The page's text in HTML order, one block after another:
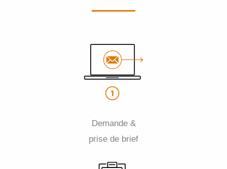
Demande &
prise de brief